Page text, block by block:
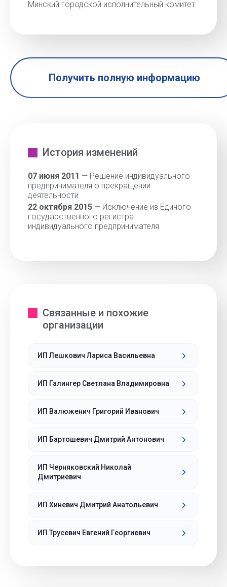
Минский городской исполнительный комитет
Получить полную информацию
История изменений
07 июня 2011 — Решение индивидуального
предпринимателя о прекращении
деятельности
22 октября 2015 — Исключение из Единого
государственного регистра
индивидуального предпринимателя
Связанные и похожие
организации
ИП Лешкович Лариса Васильевна
ИП Галингер Светлана Владимировна
ИП Валюженич Григорий Иванович
ИП Бартошевич Дмитрий Антонович
ИП Черняковский Николай
Дмитриевич
ИП Хиневич Дмитрий Анатольевич
ИП Трусевич Евгений Георгиевич